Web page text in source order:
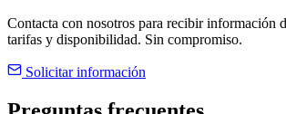
Contacta con nosotros para recibir información
tarifas y disponibilidad. Sin compromiso.
Solicitar información